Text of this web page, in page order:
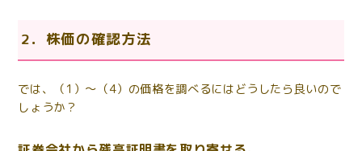
2．株価の確認方法
では、（1）～（4）の価格を調べるにはどうしたら良いので
しょうか？